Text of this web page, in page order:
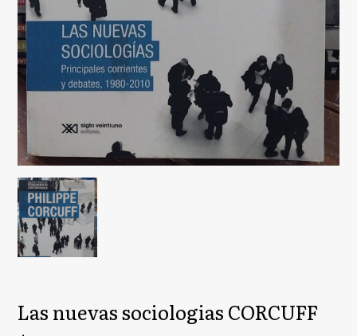
Las nuevas sociologias CORCUFF